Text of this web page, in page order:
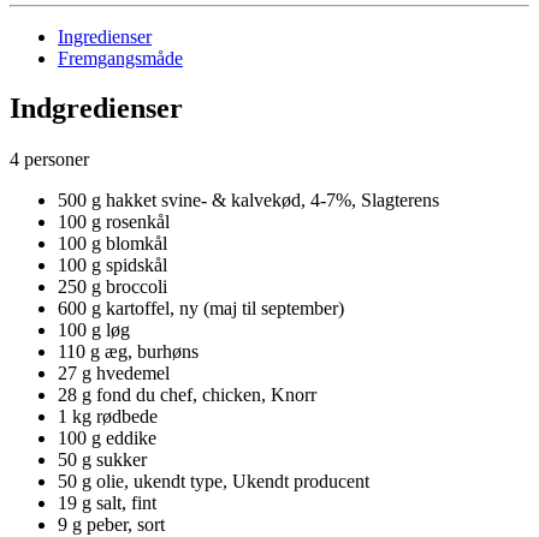
Ingredienser
Fremgangsmåde
Indgredienser
4 personer
500 g hakket svine- & kalvekød, 4-7%, Slagterens
100 g rosenkål
100 g blomkål
100 g spidskål
250 g broccoli
600 g kartoffel, ny (maj til september)
100 g løg
110 g æg, burhøns
27 g hvedemel
28 g fond du chef, chicken, Knorr
1 kg rødbede
100 g eddike
50 g sukker
50 g olie, ukendt type, Ukendt producent
19 g salt, fint
9 g peber, sort